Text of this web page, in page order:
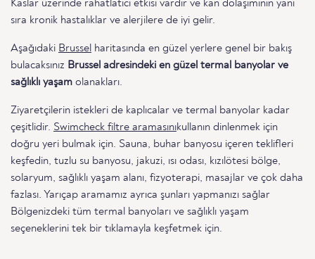
Kaslar üzerinde rahatlatıcı etkisi vardır ve kan dolaşımının yanı
sıra kronik hastalıklar ve alerjilere de iyi gelir.
Aşağıdaki Brussel haritasında en güzel yerlere genel bir bakış
bulacaksınız Brussel adresindeki en güzel termal banyolar ve
sağlıklı yaşam olanakları.
Ziyaretçilerin istekleri de kaplıcalar ve termal banyolar kadar
çeşitlidir. Swimcheck filtre aramasınıkullanın dinlenmek için
doğru yeri bulmak için. Sauna, buhar banyosu içeren teklifleri
keşfedin, tuzlu su banyosu, jakuzi, ısı odası, kızılötesi bölge,
solaryum, sağlıklı yaşam alanı, fizyoterapi, masajlar ve çok daha
fazlası. Yarıçap aramamız ayrıca şunları yapmanızı sağlar
Bölgenizdeki tüm termal banyoları ve sağlıklı yaşam
seçeneklerini tek bir tıklamayla keşfetmek için.